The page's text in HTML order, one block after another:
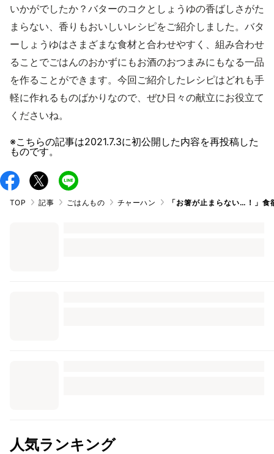
いかがでしたか？バターのコクとしょうゆの香ばしさがた
まらない、香りもおいしいレシピをご紹介しました。バタ
ーしょうゆはさまざまな食材と合わせやすく、組み合わせ
ることでごはんのおかずにもお酒のおつまみにもなる一品
を作ることができます。今回ご紹介したレシピはどれも手
軽に作れるものばかりなので、ぜひ日々の献立にお役立て
くださいね。
※こちらの記事は2021.7.3に初公開した内容を再投稿した
ものです。
TOP 記事 ごはんもの チャーハン 「お箸が止まらない…！」
人気ランキング